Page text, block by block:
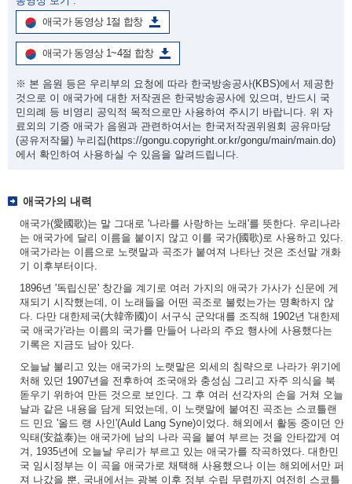
애국가 동영상 1절 합창
애국가 동영상 1~4절 합창
※ 본 음원 등은 우리부의 요청에 따라 한국방송공사(KBS)에서 제공한
것으로 이 애국가에 대한 저작권은 한국방송공사에 있으며, 반드시 국
민의례 등 비영리 공익적 목적으로만 사용하여 주시기 바랍니다. 위 자
료외의 기증 애국가 음원과 관련하여서는 한국저작권위원회 공유마당
(공유저작물) 누리집(https://gongu.copyright.or.kr/gongu/main/main.do)
에서 확인하여 사용하실 수 있음을 알려드립니다.
애국가의 내력
애국가(愛國歌)는 말 그대로 '나라를 사랑하는 노래'를 뜻한다. 우리나라
는 애국가에 달리 이름을 붙이지 않고 이를 국가(國歌)로 사용하고 있다.
애국가라는 이름으로 노랫말과 곡조가 붙여져 나타난 것은 조선말 개화
기 이후부터이다.
1896년 '독립신문' 창간을 계기로 여러 가지의 애국가 가사가 신문에 게
재되기 시작했는데, 이 노래들을 어떤 곡조로 불렀는가는 명확하지 않
다. 다만 대한제국(大韓帝國)이 서구식 군악대를 조직해 1902년 '대한제
국 애국가'라는 이름의 국가를 만들어 나라의 주요 행사에 사용했다는
기록은 지금도 남아 있다.
오늘날 불리고 있는 애국가의 노랫말은 외세의 침략으로 나라가 위기에
처해 있던 1907년을 전후하여 조국애와 충성심 그리고 자주 의식을 북
돋우기 위하여 만든 것으로 보인다. 그 후 여러 선각자의 손을 거쳐 오늘
날과 같은 내용을 담게 되었는데, 이 노랫말에 붙여진 곡조는 스코틀랜
드 민요 '올드 랭 사인'(Auld Lang Syne)이었다. 해외에서 활동 중이던 안
익태(安益泰)는 애국가에 남의 나라 곡을 붙여 부르는 것을 안타깝게 여
겨, 1935년에 오늘날 우리가 부르고 있는 애국가를 작곡하였다. 대한민
국 임시정부는 이 곡을 애국가로 채택해 사용했으나 이는 해외에서만 퍼
져 나갔을 뿐, 국내에서는 광복 이후 정부 수립 무렵까지 여전히 스코틀